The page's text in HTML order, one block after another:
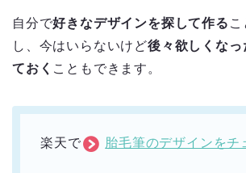
自分で好きなデザインを探して作る
し、今はいらないけど後々欲しくなっ
ておく こともできます。
楽天で 胎毛筆のデザインをチ